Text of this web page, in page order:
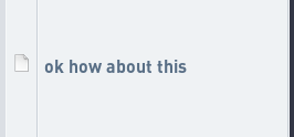
ok how about this